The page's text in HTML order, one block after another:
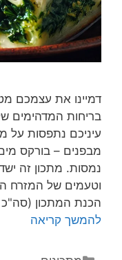
דמיינו את עצמכם
בריחות המדהימים
עיניכם נתפסות על
מבפנים – בורקס
נמסות. מתכון זה
וטעמים של המזרח
הכנת המתכון
להמשך קריאה